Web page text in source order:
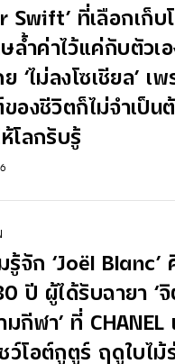
Swift’ ที่เลือกเก็บ
ล้ำค่าไว้แค่กับตัวเอ
‘ไม่ลงโซเชียล’ เพ
ของชีวิตก็ไม่จำเป็น
ห้โลกรับรู้
รู้จัก ‘Joël Blanc’
ปี ผู้ได้รับฉายา ‘
มกีฬา’ ที่ CHANEL
ว์โอต์กูตูร์ ฤดูใบไม้